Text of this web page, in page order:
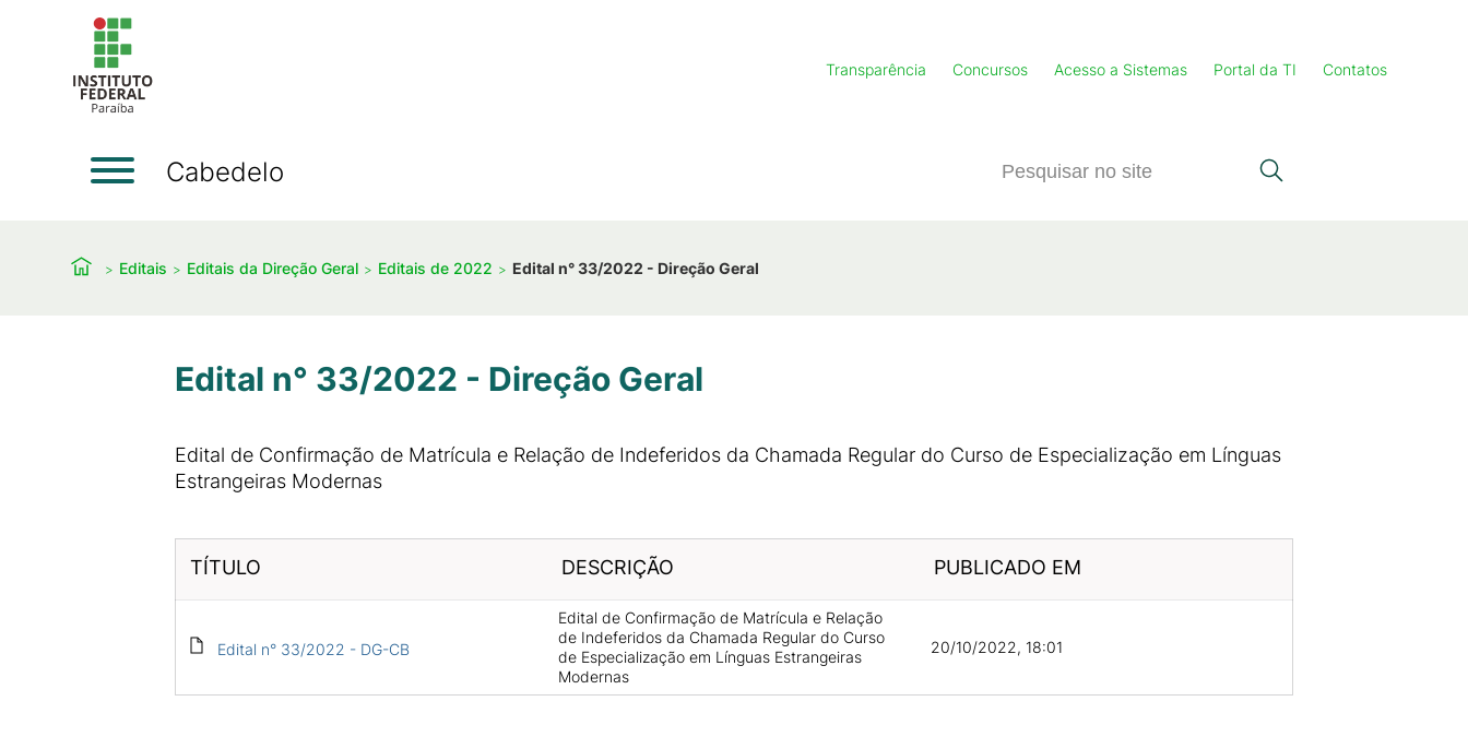
Transparência Concursos Acesso a Sistemas Portal da TI Contatos
Cabedelo
Editais Editais da Direção Geral Editais de 2022 Edital n° 33/2022 - Direção Geral
Edital n° 33/2022 - Direção Geral
Edital de Confirmação de Matrícula e Relação de Indeferidos da Chamada Regular do Curso de Especialização em Línguas
Estrangeiras Modernas
TÍTULO DESCRIÇÃO PUBLICADO EM
Edital n° 33/2022 - DG-CB
Edital de Confirmação de Matrícula e Relação
de Indeferidos da Chamada Regular do Curso
de Especialização em Línguas Estrangeiras
Modernas
20/10/2022, 18:01